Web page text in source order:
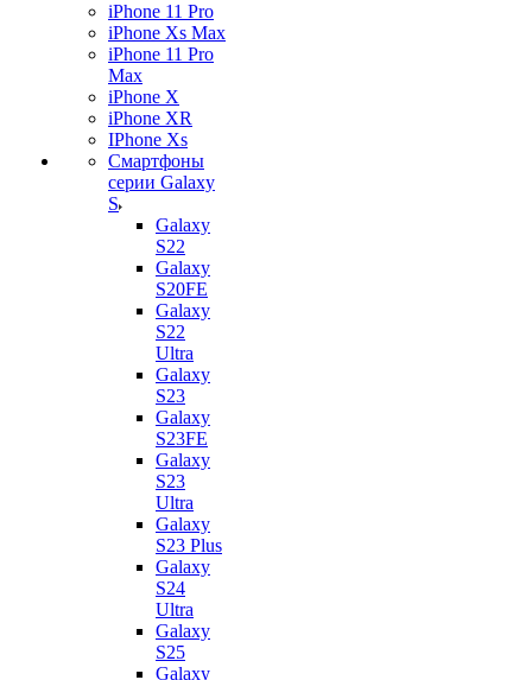
iPhone 11 Pro
iPhone Xs Max
iPhone 11 Pro
Max
iPhone X
iPhone XR
IPhone Xs
Смартфоны
серии Galaxy
S
Galaxy
S22
Galaxy
S20FE
Galaxy
S22
Ultra
Galaxy
S23
Galaxy
S23FE
Galaxy
S23
Ultra
Galaxy
S23 Plus
Galaxy
S24
Ultra
Galaxy
S25
Galaxy